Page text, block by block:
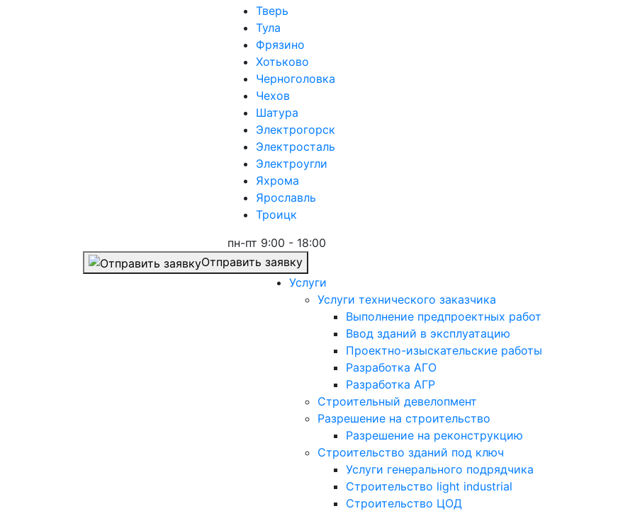
Тверь
Тула
Фрязино
Хотьково
Черноголовка
Чехов
Шатура
Электрогорск
Электросталь
Электроугли
Яхрома
Ярославль
Троицк
пн-пт 9:00 - 18:00
Отправить заявку
Услуги
Услуги технического заказчика
Выполнение предпроектных работ
Ввод зданий в эксплуатацию
Проектно-изыскательские работы
Разработка АГО
Разработка АГР
Строительный девелопмент
Разрешение на строительство
Разрешение на реконструкцию
Строительство зданий под ключ
Услуги генерального подрядчика
Строительство light industrial
Строительство ЦОД